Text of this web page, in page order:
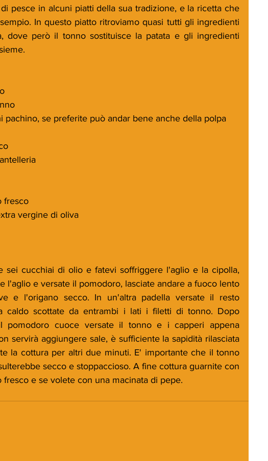
pesce in alcuni piatti della sua tradizione, e la ricetta che
In questo piatto ritroviamo quasi tutti gli ingredienti
dove però il tonno sostituisce la patata e gli ingredienti
pachino, se preferite può andar bene anche della polpa
fresco
vergine di oliva
sei cucchiai di olio e fatevi soffriggere l'aglio e la cipolla,
l'aglio e versate il pomodoro, lasciate andare a fuoco lento
e l'origano secco. In un'altra padella versate il resto
caldo scottate da entrambi i lati i filetti di tonno. Dopo
pomodoro cuoce versate il tonno e i capperi appena
servirà aggiungere sale, è sufficiente la sapidità rilasciata
la cottura per altri due minuti. E' importante che il tonno
secco e stoppaccioso. A fine cottura guarnite con
fresco e se volete con una macinata di pepe.